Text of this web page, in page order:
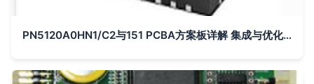
PN5120A0HN1/C2与151 PCBA方案板详解 集成与优化的设计路径